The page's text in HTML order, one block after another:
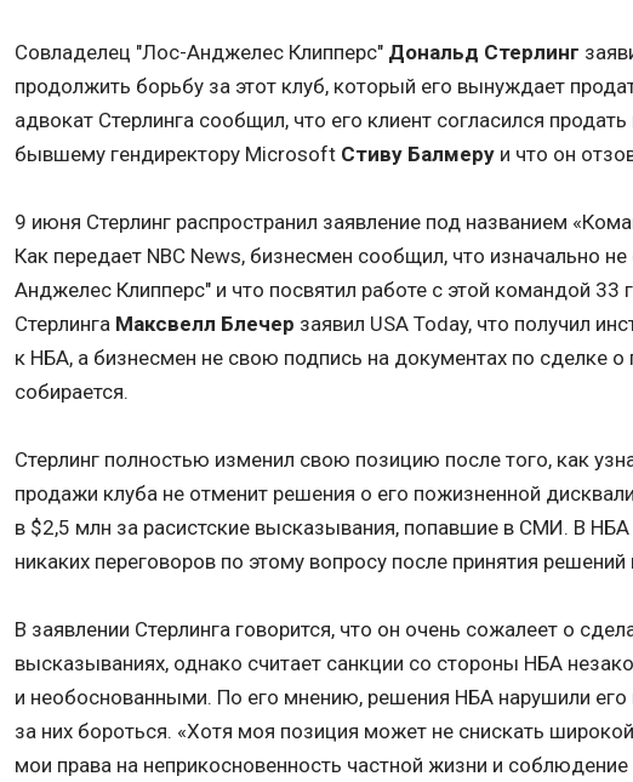
Совладелец "Лос-Анджелес Клипперс" Дональд Стерлинг
продолжить борьбу за этот клуб, который его вынуждает
адвокат Стерлинга сообщил, что его клиент согласился
бывшему гендиректору Microsoft Стиву Балмеру и что он
9 июня Стерлинг распространил заявление под названием
Как передает NBC News, бизнесмен сообщил, что изначально
Анджелес Клипперс" и что посвятил работе с этой командой 33
Стерлинга Максвелл Блечер заявил USA Today, что получил
к НБА, а бизнесмен не свою подпись на документах по сделке о
собирается.
Стерлинг полностью изменил свою позицию после того, как
продажи клуба не отменит решения о его пожизненной
в $2,5 млн за расистские высказывания, попавшие в СМИ. В НБА
никаких переговоров по этому вопросу после принятия
В заявлении Стерлинга говорится, что он очень сожалеет о
высказываниях, однако считает санкции со стороны НБА
и необоснованными. По его мнению, решения НБА нарушили
за них бороться. «Хотя моя позиция может не снискать
мои права на неприкосновенность частной жизни и